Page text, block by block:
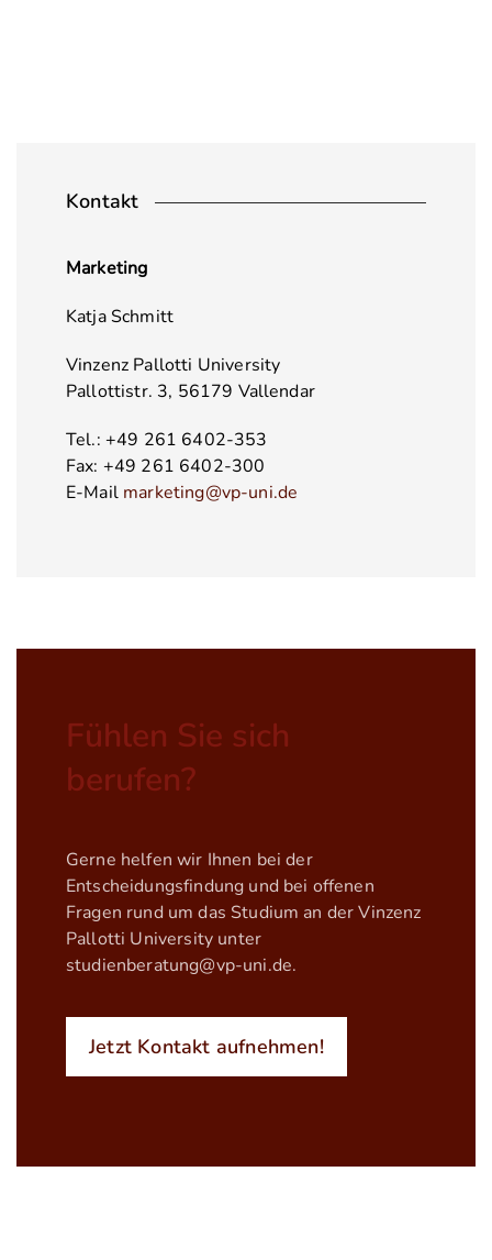
Kontakt
Marketing
Katja Schmitt
Vinzenz Pallotti University
Pallottistr. 3, 56179 Vallendar
Tel.: +49 261 6402-353
Fax: +49 261 6402-300
E-Mail marketing@vp-uni.de
Fühlen Sie sich
berufen?
Gerne helfen wir Ihnen bei der
Entscheidungsfindung und bei offenen
Fragen rund um das Studium an der Vinzenz
Pallotti University unter
studienberatung@vp-uni.de.
Jetzt Kontakt aufnehmen!